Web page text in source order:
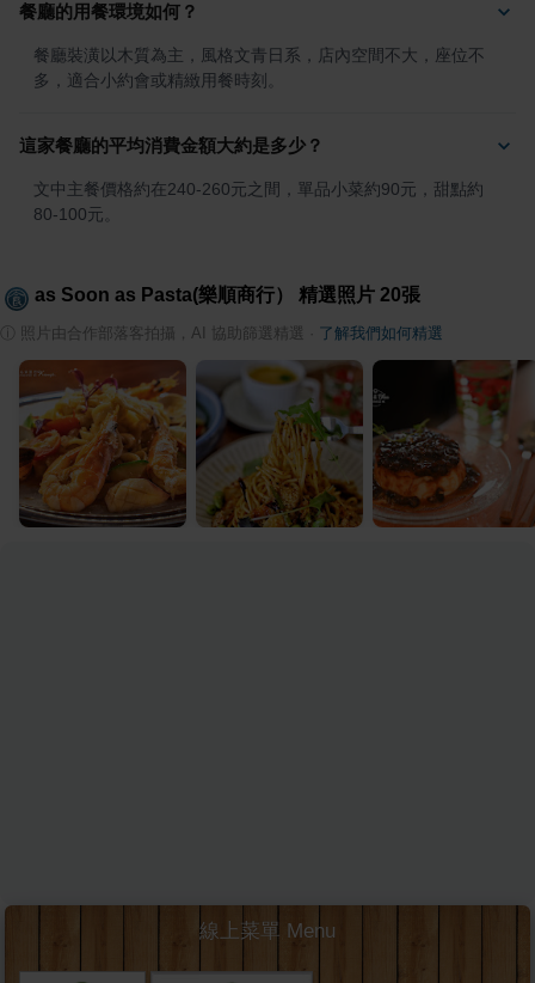
餐廳的用餐環境如何？
餐廳裝潢以木質為主，風格文青日系，店內空間不大，座位不
多，適合小約會或精緻用餐時刻。
這家餐廳的平均消費金額大約是多少？
文中主餐價格約在240-260元之間，單品小菜約90元，甜點約
80-100元。
as Soon as Pasta(樂順商行） 精選照片 20張
照片由合作部落客拍攝，AI 協助篩選精選 了解我們如何精選
線上菜單 Menu